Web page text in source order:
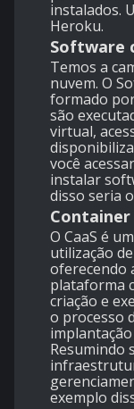
instalados.
Heroku.
Software
Temos a
nuvem. O
formado
são
virtual,
você
instalar
disso seria
Container
O CaaS é
utilização
oferecendo
plataforma
criação e
o processo
Resumindo
exemplo